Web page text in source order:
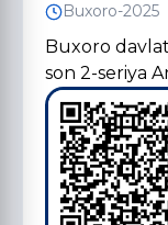
Buxoro-2025
Buxoro
son 2-seriya